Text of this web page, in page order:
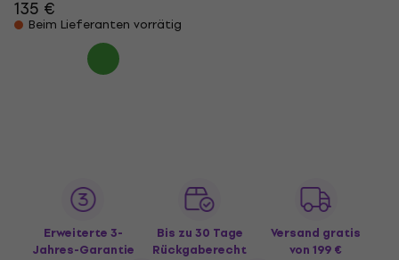
135 €
Beim Lieferanten vorrätig
Erweiterte 3-
Jahres-Garantie
Bis zu 30 Tage
Rückgaberecht
Versand gratis
von 199 €